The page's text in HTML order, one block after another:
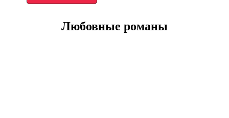
Любовные романы